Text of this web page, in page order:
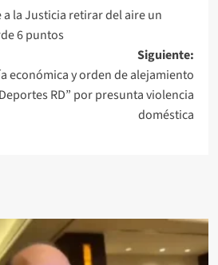
la Justicia retirar del aire un
6 puntos
Siguiente:
económica y orden de alejamiento
RD” por presunta violencia
doméstica